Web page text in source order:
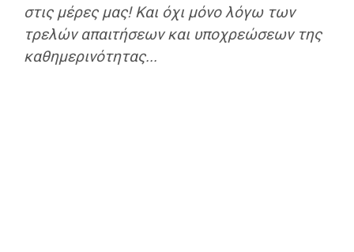
στις μέρες μας! Και όχι μόνο λόγω των
τρελών απαιτήσεων και υποχρεώσεων της
καθημερινότητας...